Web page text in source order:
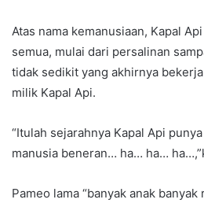
Atas nama kemanusiaan, Kapal
semua, mulai dari persalinan
tidak sedikit yang akhirnya
milik Kapal Api.
“Itulah sejarahnya Kapal Api
manusia beneran… ha… ha…
Pameo lama “banyak anak